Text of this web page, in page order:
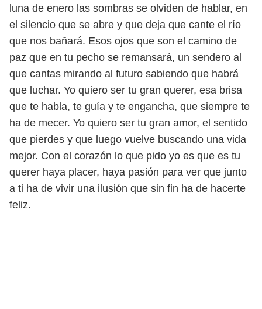
luna de enero las sombras se olviden de hablar, en
el silencio que se abre y que deja que cante el río
que nos bañará. Esos ojos que son el camino de
paz que en tu pecho se remansará, un sendero al
que cantas mirando al futuro sabiendo que habrá
que luchar. Yo quiero ser tu gran querer, esa brisa
que te habla, te guía y te engancha, que siempre te
ha de mecer. Yo quiero ser tu gran amor, el sentido
que pierdes y que luego vuelve buscando una vida
mejor. Con el corazón lo que pido yo es que es tu
querer haya placer, haya pasión para ver que junto
a ti ha de vivir una ilusión que sin fin ha de hacerte
feliz.